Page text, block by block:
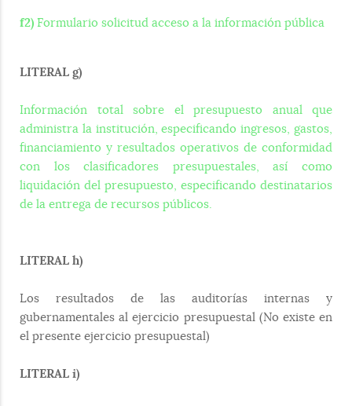
f2) Formulario solicitud acceso a la información pública
LITERAL g)
Información total sobre el presupuesto anual que
administra la institución, especificando ingresos, gastos,
financiamiento y resultados operativos de conformidad
con los clasificadores presupuestales, así como
liquidación del presupuesto, especificando destinatarios
de la entrega de recursos públicos.
LITERAL h)
Los resultados de las auditorías internas y
gubernamentales al ejercicio presupuestal (No existe en
el presente ejercicio presupuestal)
LITERAL i)